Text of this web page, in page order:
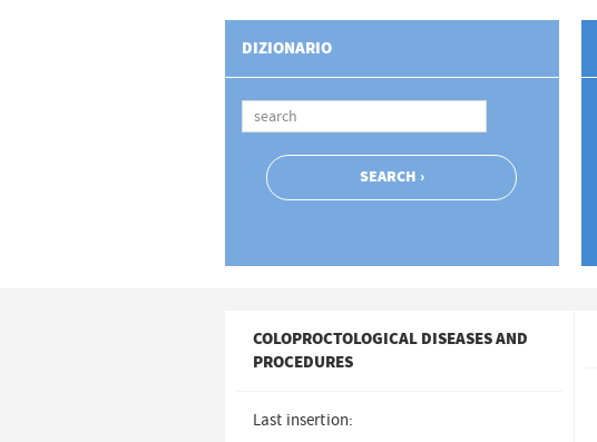
DIZIONARIO
COLOPROCTOLOGICAL DISEASES AND
PROCEDURES
Last insertion: